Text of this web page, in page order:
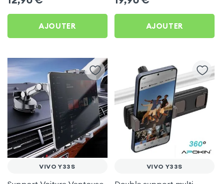
AJOUTER AJOUTER
VIVO Y33S VIVO Y33S